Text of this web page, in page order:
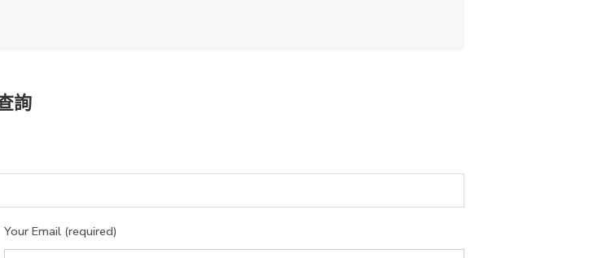
詢
Your Email (required)